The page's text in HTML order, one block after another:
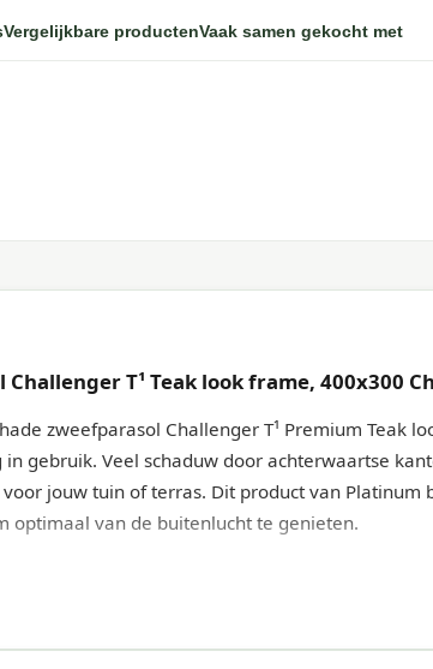
Vergelijkbare productenVaak samen gekocht met
T¹ Teak look frame, 400x300
zweefparasol Challenger T¹ Premium Teak
gebruik. Veel schaduw door achterwaartse
jouw tuin of terras. Dit product van Platinum
optimaal van de buitenlucht te genieten.
Makkelijk te openen en sluiten.